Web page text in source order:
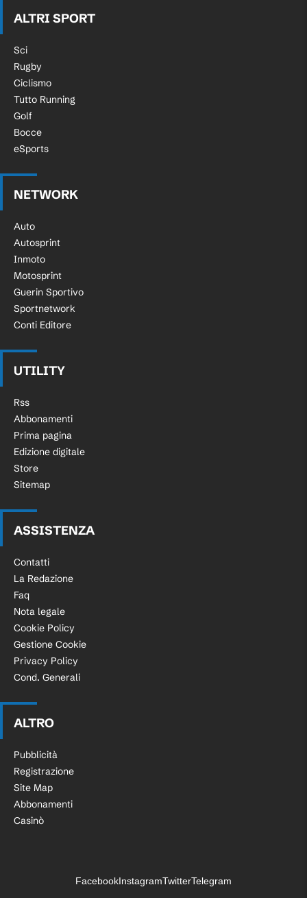
ALTRI SPORT
Sci
Rugby
Ciclismo
Tutto Running
Golf
Bocce
eSports
NETWORK
Auto
Autosprint
Inmoto
Motosprint
Guerin Sportivo
Sportnetwork
Conti Editore
UTILITY
Rss
Abbonamenti
Prima pagina
Edizione digitale
Store
Sitemap
ASSISTENZA
Contatti
La Redazione
Faq
Nota legale
Cookie Policy
Gestione Cookie
Privacy Policy
Cond. Generali
ALTRO
Pubblicità
Registrazione
Site Map
Abbonamenti
Casinò
FacebookInstagramTwitterTelegram